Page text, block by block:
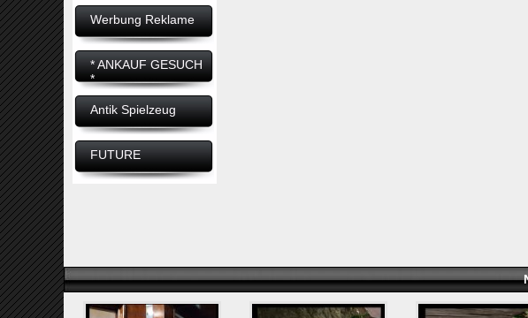
Werbung Reklame
* ANKAUF GESUCH
*
Antik Spielzeug
FUTURE